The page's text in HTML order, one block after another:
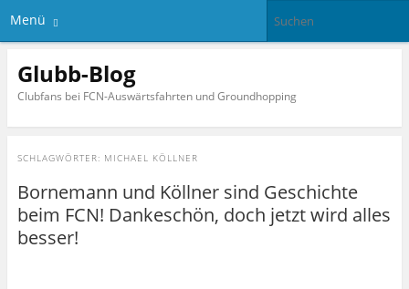
Menü
Glubb-Blog
Clubfans bei FCN-Auswärtsfahrten und Groundhopping
SCHLAGWÖRTER: MICHAEL KÖLLNER
Bornemann und Köllner sind Geschichte
beim FCN! Dankeschön, doch jetzt wird alles
besser!